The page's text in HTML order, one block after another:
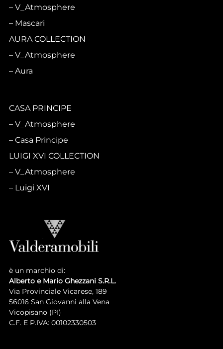
V_Atmosphere
Mascari
AURA COLLECTION
V_Atmosphere
Aura
CASA PRINCIPE
V_Atmosphere
Casa Principe
LUIGI XVI COLLECTION
V_Atmosphere
Luigi XVI
è un marchio di:
Alberto e Mario Ghezzani S.R.L.
Via Provinciale Vicarese, 189
56016 San Giovanni alla Vena
Vicopisano (PI)
C.F. E P.IVA: 00102330503